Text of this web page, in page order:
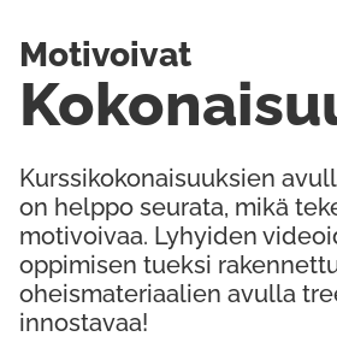
Kurssikokonaisuuksien
on helppo seurata, mikä
motivoivaa. Lyhyiden
oppimisen tueksi
oheismateriaalien avulla
innostavaa!
Motivoivat